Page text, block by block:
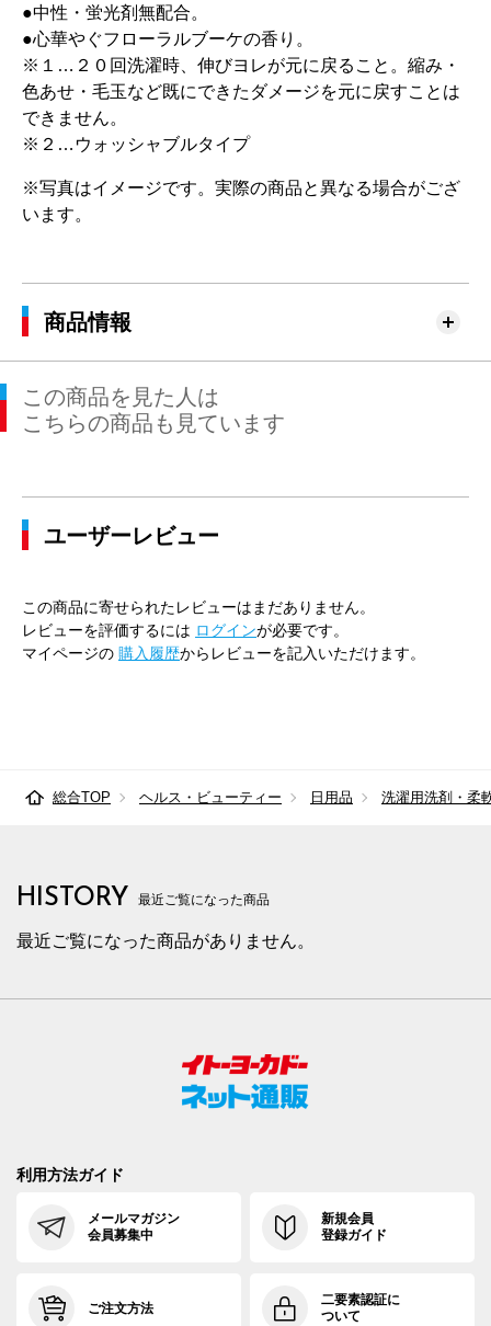
●中性・蛍光剤無配合。
●心華やぐフローラルブーケの香り。
※１…２０回洗濯時、伸びヨレが元に戻ること。縮み・
色あせ・毛玉など既にできたダメージを元に戻すことは
できません。
※２…ウォッシャブルタイプ
※写真はイメージです。実際の商品と異なる場合がござ
います。
商品情報
この商品を見た人は
こちらの商品も見ています
ユーザーレビュー
この商品に寄せられたレビューはまだありません。
レビューを評価するには ログインが必要です。
マイページの 購入履歴からレビューを記入いただけます。
総合TOP ヘルス・ビューティー 日用品 洗濯用洗剤・柔
HISTORY 最近ご覧になった商品
最近ご覧になった商品がありません。
利用方法ガイド
メールマガジン
会員募集中
新規会員
登録ガイド
ご注文方法
二要素認証に
ついて